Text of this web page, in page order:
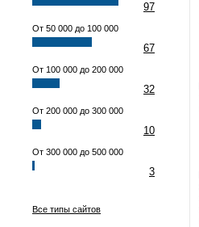
97
От 50 000 до 100 000
67
От 100 000 до 200 000
32
От 200 000 до 300 000
10
От 300 000 до 500 000
3
Все типы сайтов